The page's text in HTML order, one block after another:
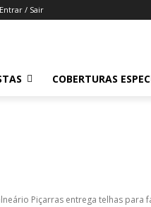
Entrar / Sair
COBERTURAS
Piçarras entrega telhas para